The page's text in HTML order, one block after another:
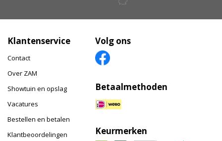
Klantenservice
Contact
Over ZAM
Showtuin en opslag
Vacatures
Bestellen en betalen
Klantbeoordelingen
Volg ons
Betaalmethoden
Keurmerken